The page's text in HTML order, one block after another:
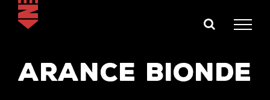
Salta
ARANCE BIONDE